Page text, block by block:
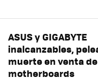
ASUS y GIGABYTE
inalcanzables,
muerte en venta de
motherboards